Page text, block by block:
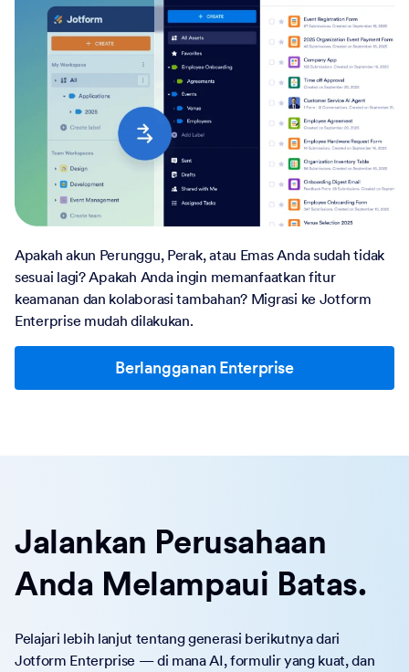
Apakah akun Perunggu, Perak, atau Emas Anda sudah tidak
sesuai lagi? Apakah Anda ingin memanfaatkan fitur
keamanan dan kolaborasi tambahan? Migrasi ke Jotform
Enterprise mudah dilakukan.
Berlangganan Enterprise
Jalankan Perusahaan
Anda Melampaui Batas.
Pelajari lebih lanjut tentang generasi berikutnya dari
Jotform Enterprise — di mana AI, formulir yang kuat, dan